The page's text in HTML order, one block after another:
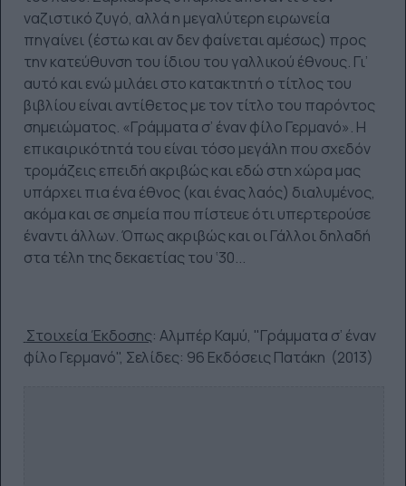
ναζιστικό ζυγό, αλλά η μεγαλύτερη ειρωνεία
πηγαίνει (έστω και αν δεν φαίνεται αμέσως) προς
την κατεύθυνση του ίδιου του γαλλικού έθνους. Γι’
αυτό και ενώ μιλάει στο κατακτητή ο τίτλος του
βιβλίου είναι αντίθετος με τον τίτλο του παρόντος
σημειώματος. «Γράμματα σ’ έναν φίλο Γερμανό». Η
επικαιρικότητά του είναι τόσο μεγάλη που σχεδόν
τρομάζεις επειδή ακριβώς και εδώ στη χώρα μας
υπάρχει πια ένα έθνος (και ένας λαός) διαλυμένος,
ακόμα και σε σημεία που πίστευε ότι υπερτερούσε
έναντι άλλων. Όπως ακριβώς και οι Γάλλοι δηλαδή
στα τέλη της δεκαετίας του ‘30...
Στοιχεία Έκδοσης: Αλμπέρ Καμύ, "Γράμματα σ’ έναν
φίλο Γερμανό", Σελίδες: 96 Εκδόσεις Πατάκη (2013)